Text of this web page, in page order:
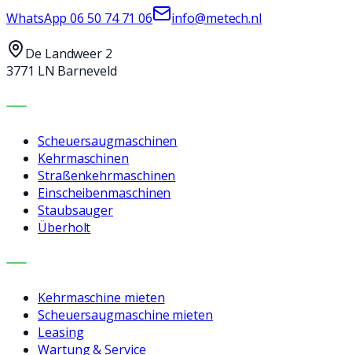
WhatsApp06 50 74 71 06 info@metech.nl
De Landweer 2
3771 LN Barneveld
MASCHINEN
Scheuersaugmaschinen
Kehrmaschinen
Straßenkehrmaschinen
Einscheibenmaschinen
Staubsauger
Überholt
LEISTUNGEN
Kehrmaschine mieten
Scheuersaugmaschine mieten
Leasing
Wartung & Service